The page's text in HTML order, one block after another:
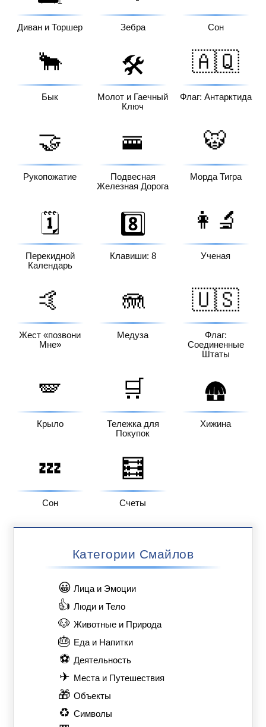
Диван и Торшер Зебра Сон
🐂
Бык
🛠️
Молот и Гаечный
Ключ
🇦🇶
Флаг: Антарктида
🤝
Рукопожатие
🚟
Подвесная
Железная Дорога
🐯
Морда Тигра
🗓️
Перекидной
Календарь
8️⃣
Клавиши: 8
👩‍🔬
Ученая
🤙
Жест «позвони
Мне»
🪼
Медуза
🇺🇸
Флаг:
Соединенные
Штаты
🪽
Крыло
🛒
Тележка для
Покупок
🛖
Хижина
💤
Сон
🧮
Счеты
Категории Смайлов
😀 Лица и Эмоции
👍 Люди и Тело
🐶 Животные и Природа
🎂 Еда и Напитки
⚽ Деятельность
✈ Места и Путешествия
🎁 Объекты
♻ Символы